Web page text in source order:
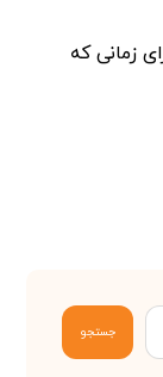
زمانی که
جستجو